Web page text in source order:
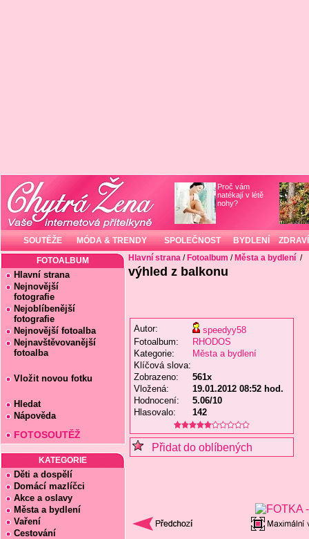
Proč vám
natékají v létě
nohy?
SOUTĚŽE MÓDA & TRENDY SPOLEČNOST BYDLENÍ ZDRAVÍ
FOTOALBUM
Hlavní strana
Nejnovější
fotografie
Nejoblíbenější
fotografie
Nejnovější fotoalba
Nejnavštěvovanější
fotoalba
Vložit novou fotku
Hledat
Nápověda
FOTOSOUTĚŽ
KATEGORIE
Děti a dospělí
Domácí mazlíčci
Akce a oslavy
Města a bydlení
Vaření
Cestování
Hlavní strana / Fotoalbum / Města a bydlení /
výhled z balkonu
Autor:
speedyy58
Fotoalbum:
RHODOS
Kategorie:
Města a bydlení
Klíčová slova:
Zobrazeno:
561x
Vložená:
19.01.2012 08:52 hod.
Hodnocení:
5.06/10
Hlasovalo:
142
Přidat do oblíbených